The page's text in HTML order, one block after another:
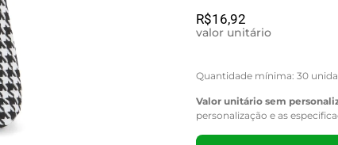
R$16,92
valor unitário
Quantidade mínima: 30
Valor unitário sem
personalização e as